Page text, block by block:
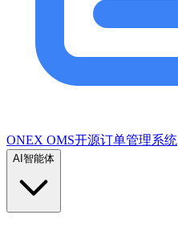
ONEX OMS开源订单管理系统
AI智能体